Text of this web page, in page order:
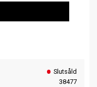
Slutsåld
38477